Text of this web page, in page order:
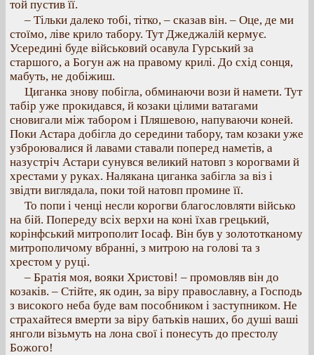
той пустив її.
– Тільки далеко тобі, тітко, – сказав він. – Оце, де ми
стоїмо, ліве крило табору. Тут Джеджалій кермує.
Усередині буде військовий осавула Гурський за
старшого, а Богун аж на правому крилі. До схід сонця,
мабуть, не добіжиш.
Циганка знову побігла, обминаючи вози й намети. Тут
табір уже прокидався, й козаки цілими ватагами
сновигали між табором і Пляшевою, напуваючи коней.
Поки Астара добігла до середини табору, там козаки уже
узброювалися й лавами ставали поперед наметів, а
назустріч Астари сунувся великий натовп з корогвами й
хрестами у руках. Налякана циганка забігла за віз і
звідти виглядала, поки той натовп промине її.
То попи і ченці несли корогви благословляти військо
на бій. Попереду всіх верхи на коні їхав грецький,
корінфський митрополит Іосаф. Він був у золототканому
митрополичому вбранні, з митрою на голові та з
хрестом у руці.
– Братія моя, вояки Христові! – промовляв він до
козаків. – Стійте, як один, за віру православну, а Господь
з високого неба буде вам пособником і заступником. Не
страхайтеся вмерти за віру батьків наших, бо душі ваші
янголи візьмуть на лона свої і понесуть до престолу
Божого!